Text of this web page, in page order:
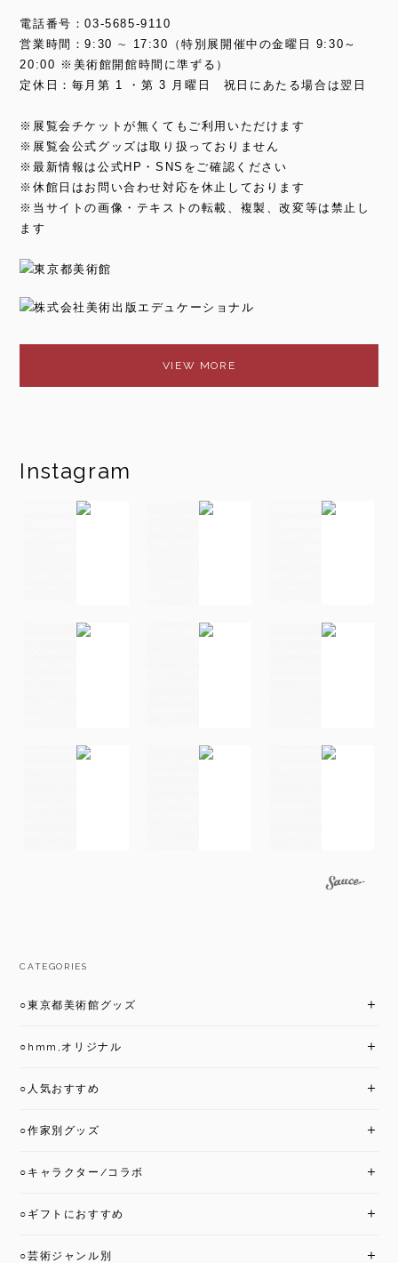
電話番号：03-5685-9110
営業時間：9:30 ∼ 17:30（特別展開催中の金曜日 9:30～
20:00 ※美術館開館時間に準ずる）
定休日：毎月第 1 ・第 3 月曜日 祝日にあたる場合は翌日
※展覧会チケットが無くてもご利用いただけます
※展覧会公式グッズは取り扱っておりません
※最新情報は公式HP・SNSをご確認ください
※休館日はお問い合わせ対応を休止しております
※当サイトの画像・テキストの転載、複製、改変等は禁止し
ます
VIEW MORE
Instagram
CATEGORIES
○東京都美術館グッズ
○hmm,オリジナル
○人気おすすめ
○作家別グッズ
○キャラクター/コラボ
○ギフトにおすすめ
○芸術ジャンル別